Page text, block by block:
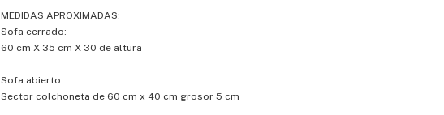
MEDIDAS APROXIMADAS:
Sofa cerrado:
60 cm X 35 cm X 30 de altura
Sofa abierto:
Sector colchoneta de 60 cm x 40 cm grosor 5 cm